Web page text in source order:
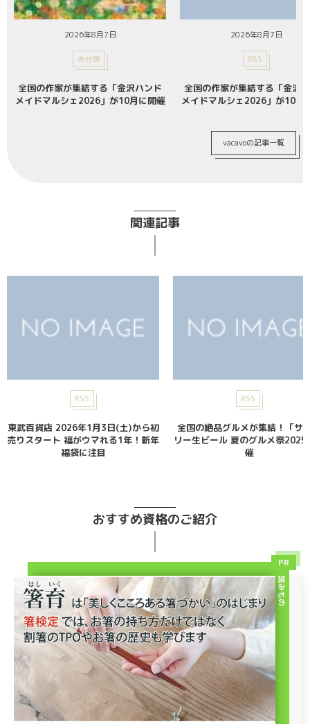
2026年8月7日
未分類
全国の作家が集結する「金沢ハンド
メイドマルシェ2026」が10月に開催
2026年8月7日
RSS
全国の作家が集結する「金沢
メイドマルシェ2026」が10月
vacavoの記事一覧
関連記事
RSS
東武百貨店 2026年1月3日(土)から初
売りスタート 福がウマれる1年！新年
福袋に注目
RSS
全国の絶品グルメが集結！「サ
リー生ビール 夏のグルメ祭2025
催
おすすめ資格のご紹介
読みもの
PR